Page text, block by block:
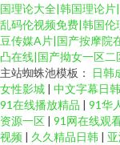
国理论大全|韩国理论
乱码伦视频免费|韩国伦
豆传媒A片|国产按摩院
凸在线|国产拗女一区
主站蜘蛛池模板：
日韩
女性影城 | 中文字幕日
91在线播放精品 | 91华
资源一区 | 91网在线观
视频 | 久久精品日韩 |